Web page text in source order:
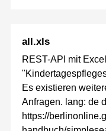
all.xls
REST-API mit
Es existieren
Anfragen. lang: de
https://